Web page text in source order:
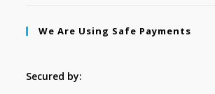
We Are Using Safe Payments
Secured by: